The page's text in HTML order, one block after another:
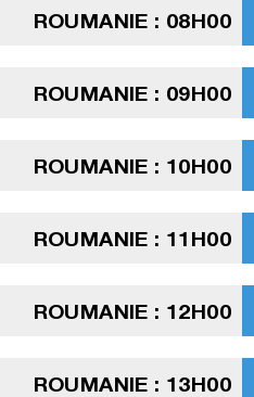
ROUMANIE : 08H00
ROUMANIE : 09H00
ROUMANIE : 10H00
ROUMANIE : 11H00
ROUMANIE : 12H00
ROUMANIE : 13H00